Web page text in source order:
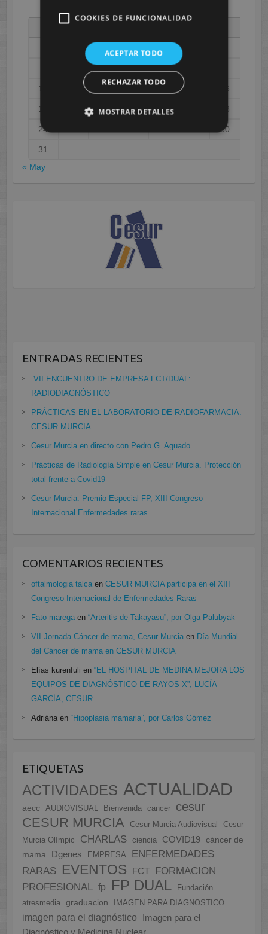
5 6 7
10 16
17 19 20 21 23
24 30
31
« May
ENTRADAS RECIENTES
VII ENCUENTRO DE EMPRESA FCT/DUAL:
RADIODIAGNÓSTICO
PRÁCTICAS EN EL LABORATORIO DE RADIOFARMACIA.
CESUR MURCIA
Cesur Murcia en directo con Pedro G. Aguado.
Prácticas de Radiología Simple en Cesur Murcia. Protección
total frente a Covid19
Cesur Murcia: Premio Especial FP, XIII Congreso
Internacional Enfermedades raras
COMENTARIOS RECIENTES
oftalmologia talcaen CESUR MURCIA participa en el XIII
Congreso Internacional de Enfermedades Raras
Fato maregaen “Arteritis de Takayasu”, por Olga Palubyak
VII Jornada Cáncer de mama, Cesur Murciaen Día Mundial
del Cáncer de mama en CESUR MURCIA
Elías kurenfuli en “EL HOSPITAL DE MEDINA MEJORA LOS
EQUIPOS DE DIAGNÓSTICO DE RAYOS X”, LUCÍA
GARCÍA, CESUR.
Adriánaen “Hipoplasia mamaria”, por Carlos Gómez
ETIQUETAS
ACTIVIDADES ACTUALIDAD
aecc AUDIOVISUAL Bienvenida cancer cesur
CESUR MURCIA Cesur Murcia Audiovisual
Cesur
Murcia Olímpic
CHARLAS ciencia COVID19
cáncer de
mama
Dgenes EMPRESA
ENFERMEDADES
RARAS EVENTOS FCT
FORMACION
PROFESIONAL fp FP DUAL
Fundación
atresmedia
graduacion IMAGEN PARA DIAGNOSTICO
imagen para el diagnóstico
Imagen para el
COOKIES DE FUNCIONALIDAD
ACEPTAR TODO
RECHAZAR TODO
MOSTRAR DETALLES